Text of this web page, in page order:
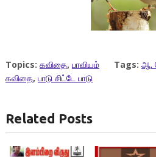
Topics: கவிதை, பாவியம் Tags: ஆ.
கவிதை, பாடு சிட்டே பாடு
Related Posts